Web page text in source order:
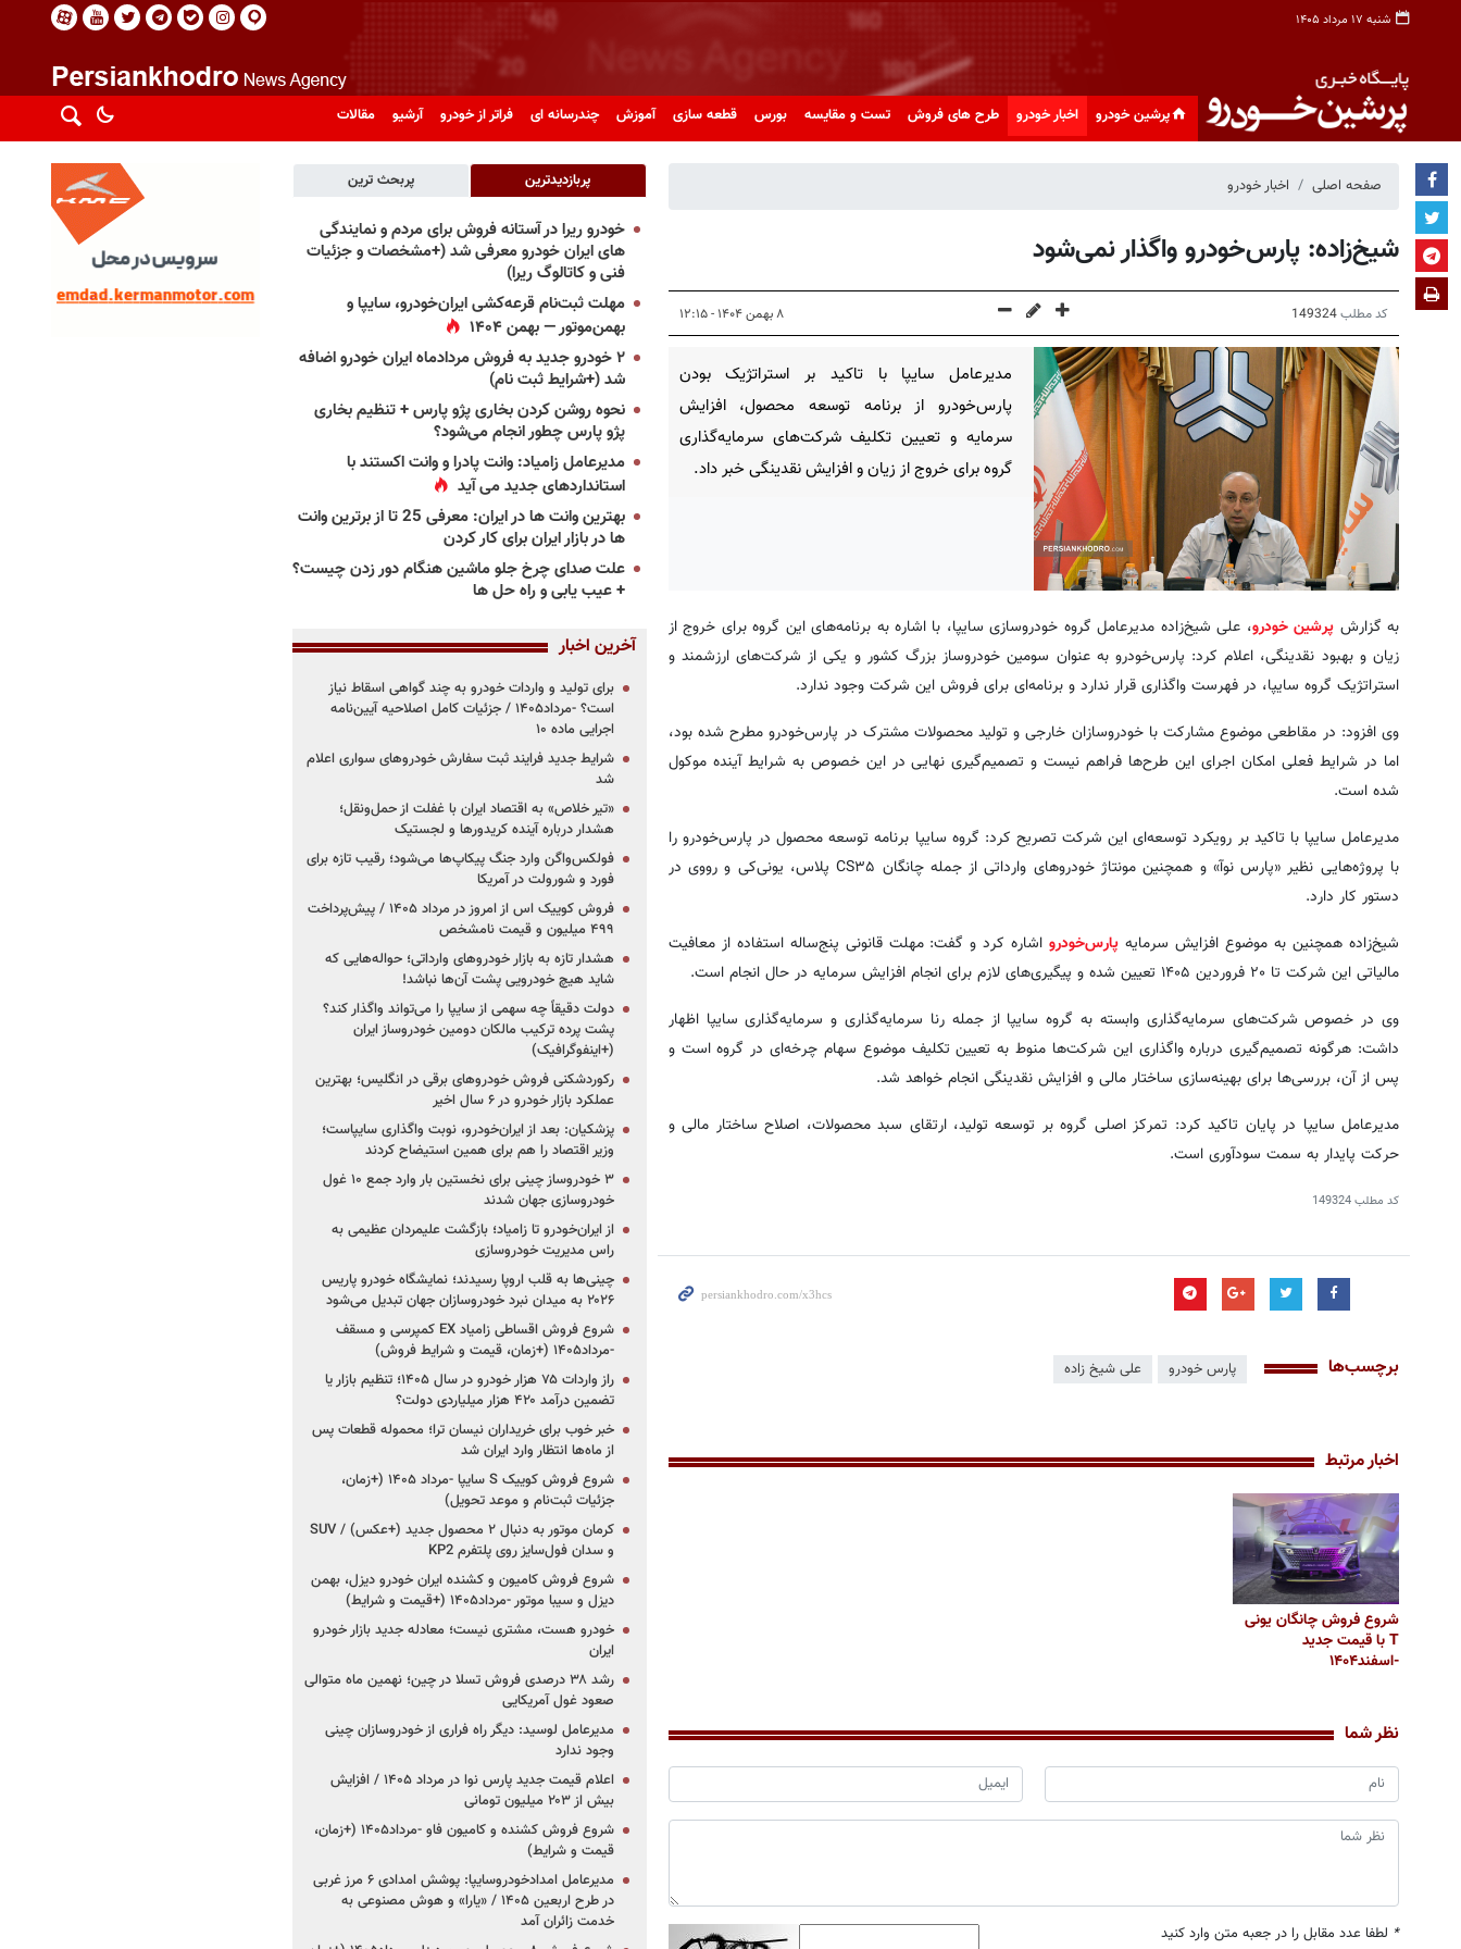
شنبه ۱۷ مرداد ۱۴۰۵
پرشین خودرو اخبار خودرو طرح های فروش تست و مقایسه بورس قطعه سازی آموزش چندرسانه ای فراتر از خودرو آرشیو مقالات
صفحه اصلی اخبار خودرو
شیخ‌زاده: پارس‌خودرو واگذار نمی‌شود
کد مطلب149324 ۸ بهمن ۱۴۰۴ - ۱۲:۱۵
مدیرعامل سایپا با تاکید بر استراتژیک بودن
پارس‌خودرو از برنامه توسعه محصول، افزایش
سرمایه و تعیین تکلیف شرکت‌های سرمایه‌گذاری
گروه برای خروج از زیان و افزایش نقدینگی خبر داد.
به گزارش پرشین خودرو، علی شیخ‌زاده مدیرعامل گروه خودروسازی سایپا، با اشاره به برنامه‌های این گروه برای خروج از
زیان و بهبود نقدینگی، اعلام کرد: پارس‌خودرو به عنوان سومین خودروساز بزرگ کشور و یکی از شرکت‌های ارزشمند و
استراتژیک گروه سایپا، در فهرست واگذاری قرار ندارد و برنامه‌ای برای فروش این شرکت وجود ندارد.
وی افزود: در مقاطعی موضوع مشارکت با خودروسازان خارجی و تولید محصولات مشترک در پارس‌خودرو مطرح شده بود،
اما در شرایط فعلی امکان اجرای این طرح‌ها فراهم نیست و تصمیم‌گیری نهایی در این خصوص به شرایط آینده موکول
شده است.
مدیرعامل سایپا با تاکید بر رویکرد توسعه‌ای این شرکت تصریح کرد: گروه سایپا برنامه توسعه محصول در پارس‌خودرو را
با پروژه‌هایی نظیر «پارس نوآ» و همچنین مونتاژ خودروهای وارداتی از جمله چانگان CS۳۵ پلاس، یونی‌کی و رووی در
دستور کار دارد.
شیخ‌زاده همچنین به موضوع افزایش سرمایه پارس‌خودرو اشاره کرد و گفت: مهلت قانونی پنج‌ساله استفاده از معافیت
مالیاتی این شرکت تا ۲۰ فروردین ۱۴۰۵ تعیین شده و پیگیری‌های لازم برای انجام افزایش سرمایه در حال انجام است.
وی در خصوص شرکت‌های سرمایه‌گذاری وابسته به گروه سایپا از جمله رنا سرمایه‌گذاری و سرمایه‌گذاری سایپا اظهار
داشت: هرگونه تصمیم‌گیری درباره واگذاری این شرکت‌ها منوط به تعیین تکلیف موضوع سهام چرخه‌ای در گروه است و
پس از آن، بررسی‌ها برای بهینه‌سازی ساختار مالی و افزایش نقدینگی انجام خواهد شد.
مدیرعامل سایپا در پایان تاکید کرد: تمرکز اصلی گروه بر توسعه تولید، ارتقای سبد محصولات، اصلاح ساختار مالی و
حرکت پایدار به سمت سودآوری است.
کد مطلب149324
برچسب‌ها پارس خودرو علی شیخ زاده
اخبار مرتبط
شروع فروش چانگان یونی
T با قیمت جدید
-اسفند۱۴۰۴
نظر شما
* لطفا عدد مقابل را در جعبه متن وارد کنید
پربازدیدترین پربحث ترین
خودرو ریرا در آستانه فروش برای مردم و نمایندگی
های ایران خودرو معرفی شد (+مشخصات و جزئیات
فنی و کاتالوگ ریرا)
مهلت ثبت‌نام قرعه‌کشی ایران‌خودرو، سایپا و
بهمن‌موتور — بهمن ۱۴۰۴
۲ خودرو جدید به فروش مردادماه ایران خودرو اضافه
شد (+شرایط ثبت نام)
نحوه روشن کردن بخاری پژو پارس + تنظیم بخاری
پژو پارس چطور انجام می‌شود؟
مدیرعامل زامیاد: وانت پادرا و وانت اکستند با
استانداردهای جدید می آید
بهترین وانت ها در ایران: معرفی 25 تا از برترین وانت
ها در بازار ایران برای کار کردن
علت صدای چرخ جلو ماشین هنگام دور زدن چیست؟
+ عیب یابی و راه حل ها
آخرین اخبار
برای تولید و واردات خودرو به چند گواهی اسقاط نیاز
است؟ -مرداد۱۴۰۵ / جزئیات کامل اصلاحیه آیین‌نامه
اجرایی ماده ۱۰
شرایط جدید فرایند ثبت سفارش خودروهای سواری اعلام
شد
«تیر خلاص» به اقتصاد ایران با غفلت از حمل‌ونقل؛
هشدار درباره آینده کریدورها و لجستیک
فولکس‌واگن وارد جنگ پیکاپ‌ها می‌شود؛ رقیب تازه برای
فورد و شورولت در آمریکا
فروش کوییک اس از امروز در مرداد ۱۴۰۵ / پیش‌پرداخت
۴۹۹ میلیون و قیمت نامشخص
هشدار تازه به بازار خودروهای وارداتی؛ حواله‌هایی که
شاید هیچ خودرویی پشت آن‌ها نباشد!
دولت دقیقاً چه سهمی از سایپا را می‌تواند واگذار کند؟
پشت پرده ترکیب مالکان دومین خودروساز ایران
(+اینفوگرافیک)
رکوردشکنی فروش خودروهای برقی در انگلیس؛ بهترین
عملکرد بازار خودرو در ۶ سال اخیر
پزشکیان: بعد از ایران‌خودرو، نوبت واگذاری سایپاست؛
وزیر اقتصاد را هم برای همین استیضاح کردند
۳ خودروساز چینی برای نخستین بار وارد جمع ۱۰ غول
خودروسازی جهان شدند
از ایران‌خودرو تا زامیاد؛ بازگشت علیمردان عظیمی به
راس مدیریت خودروسازی
چینی‌ها به قلب اروپا رسیدند؛ نمایشگاه خودرو پاریس
۲۰۲۶ به میدان نبرد خودروسازان جهان تبدیل می‌شود
شروع فروش اقساطی زامیاد EX کمپرسی و مسقف
-مرداد۱۴۰۵ (+زمان، قیمت و شرایط فروش)
راز واردات ۷۵ هزار خودرو در سال ۱۴۰۵؛ تنظیم بازار یا
تضمین درآمد ۴۲۰ هزار میلیاردی دولت؟
خبر خوب برای خریداران نیسان ترا؛ محموله قطعات پس
از ماه‌ها انتظار وارد ایران شد
شروع فروش کوییک S سایپا -مرداد ۱۴۰۵ (+زمان،
جزئیات ثبت‌نام و موعد تحویل)
کرمان موتور به دنبال ۲ محصول جدید (+عکس) / SUV
و سدان فول‌سایز روی پلتفرم KP2
شروع فروش کامیون و کشنده ایران خودرو دیزل، بهمن
دیزل و سیبا موتور -مرداد۱۴۰۵ (+قیمت و شرایط)
خودرو هست، مشتری نیست؛ معادله جدید بازار خودرو
ایران
رشد ۳۸ درصدی فروش تسلا در چین؛ نهمین ماه متوالی
صعود غول آمریکایی
مدیرعامل لوسید: دیگر راه فراری از خودروسازان چینی
وجود ندارد
اعلام قیمت جدید پارس نوا در مرداد ۱۴۰۵ / افزایش
بیش از ۲۰۳ میلیون تومانی
شروع فروش کشنده و کامیون فاو -مرداد۱۴۰۵ (+زمان،
قیمت و شرایط)
مدیرعامل امدادخودروسایپا: پوشش امدادی ۶ مرز غربی
در طرح اربعین ۱۴۰۵ / «یارا» و هوش مصنوعی به
خدمت زائران آمد